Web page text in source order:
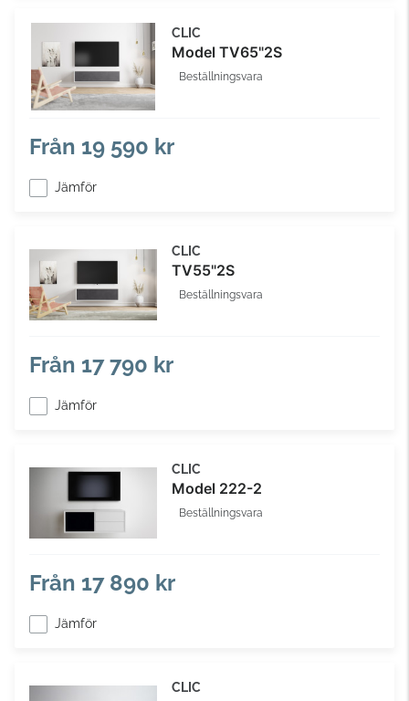
CLIC
Model TV65"2S
Beställningsvara
Från 19 590 kr
Jämför
CLIC
TV55"2S
Beställningsvara
Från 17 790 kr
Jämför
CLIC
Model 222-2
Beställningsvara
Från 17 890 kr
Jämför
CLIC